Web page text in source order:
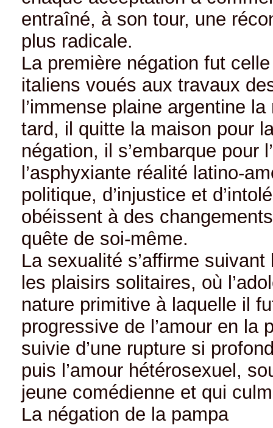
entraîné, à son tour, une
plus radicale.
La première négation fut
italiens voués aux travaux
l’immense plaine argentine
tard, il quitte la maison pour
négation, il s’embarque pour
l’asphyxiante réalité latino-
politique, d’injustice et
obéissent à des
quête de soi-même.
La sexualité s’affirme
les plaisirs solitaires, où
nature primitive à laquelle il
progressive de l’amour en la
suivie d’une rupture si
puis l’amour hétérosexuel,
jeune comédienne et qui
La négation de la pampa